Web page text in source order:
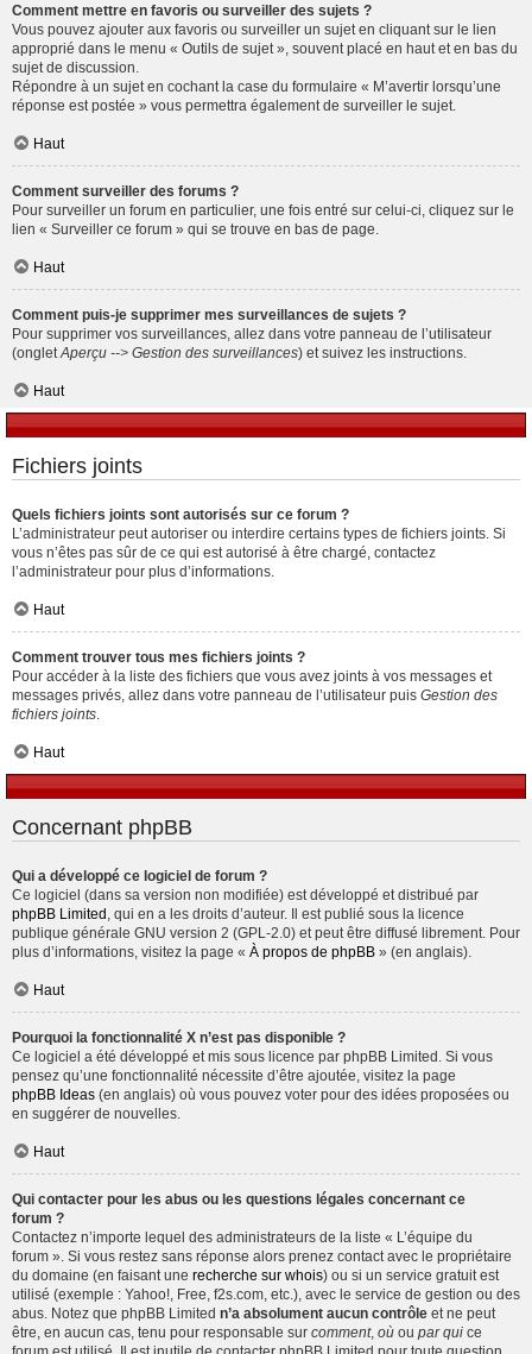
Comment mettre en favoris ou surveiller des sujets ?
Vous pouvez ajouter aux favoris ou surveiller un sujet en cliquant sur le lien
approprié dans le menu « Outils de sujet », souvent placé en haut et en bas du
sujet de discussion.
Répondre à un sujet en cochant la case du formulaire « M’avertir lorsqu’une
réponse est postée » vous permettra également de surveiller le sujet.
Haut
Comment surveiller des forums ?
Pour surveiller un forum en particulier, une fois entré sur celui-ci, cliquez sur le
lien « Surveiller ce forum » qui se trouve en bas de page.
Haut
Comment puis-je supprimer mes surveillances de sujets ?
Pour supprimer vos surveillances, allez dans votre panneau de l’utilisateur
(onglet Aperçu --> Gestion des surveillances) et suivez les instructions.
Haut
Fichiers joints
Quels fichiers joints sont autorisés sur ce forum ?
L’administrateur peut autoriser ou interdire certains types de fichiers joints. Si
vous n’êtes pas sûr de ce qui est autorisé à être chargé, contactez
l’administrateur pour plus d’informations.
Haut
Comment trouver tous mes fichiers joints ?
Pour accéder à la liste des fichiers que vous avez joints à vos messages et
messages privés, allez dans votre panneau de l’utilisateur puis Gestion des
fichiers joints
Haut
Concernant phpBB
Qui a développé ce logiciel de forum ?
Ce logiciel (dans sa version non modifiée) est développé et distribué par
phpBB Limited , qui en a les droits d’auteur. Il est publié sous la licence
publique générale GNU version 2 (GPL-2.0) et peut être diffusé librement. Pour
plus d’informations, visitez la page « À propos de phpBB » (en anglais).
Haut
Pourquoi la fonctionnalité X n’est pas disponible ?
Ce logiciel a été développé et mis sous licence par phpBB Limited. Si vous
pensez qu’une fonctionnalité nécessite d’être ajoutée, visitez la page
phpBB Ideas (en anglais) où vous pouvez voter pour des idées proposées ou
en suggérer de nouvelles.
Haut
Qui contacter pour les abus ou les questions légales concernant ce
forum ?
Contactez n’importe lequel des administrateurs de la liste « L’équipe du
forum ». Si vous restez sans réponse alors prenez contact avec le propriétaire
du domaine (en faisant une recherche sur whois) ou si un service gratuit est
utilisé (exemple : Yahoo!, Free, f2s.com, etc.), avec le service de gestion ou des
abus. Notez que phpBB Limited n’a absolument aucun contrôle et ne peut
être, en aucun cas, tenu pour responsable sur comment, où ou par qui ce